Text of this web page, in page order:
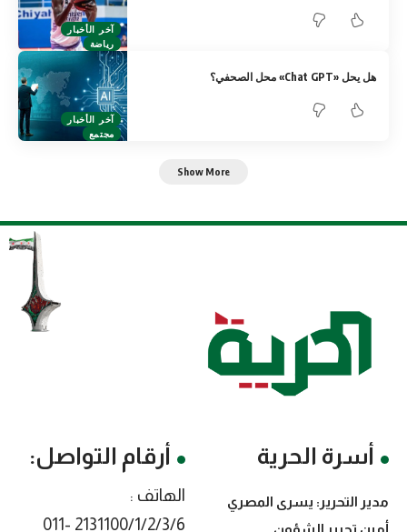
آخر الأخبار
رياضة
آخر الأخبار
مجتمع
هل يحل «Chat GPT» محل الصحفي؟
Show More
أسرة الحرية
مدير التحرير: يسرى المصري
أمين تحرير الشؤون
أرقام التواصل:
الهاتف :
2131100/1/2/3/6 -011